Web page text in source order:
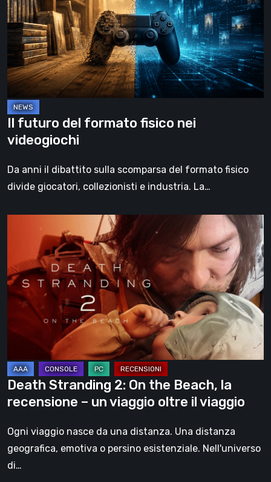
formato
fisico
videogiochi
Il futuro del formato fisico nei
videogiochi
Da anni il dibattito sulla scomparsa del formato fisico
divide giocatori, collezionisti e industria. La…
Stranding
On
the
Beach,
recensione
–
un
viaggio
oltre
il
Death Stranding 2: On the Beach, la
recensione – un viaggio oltre il viaggio
Ogni viaggio nasce da una distanza. Una distanza
geografica, emotiva o persino esistenziale. Nell'universo
di…